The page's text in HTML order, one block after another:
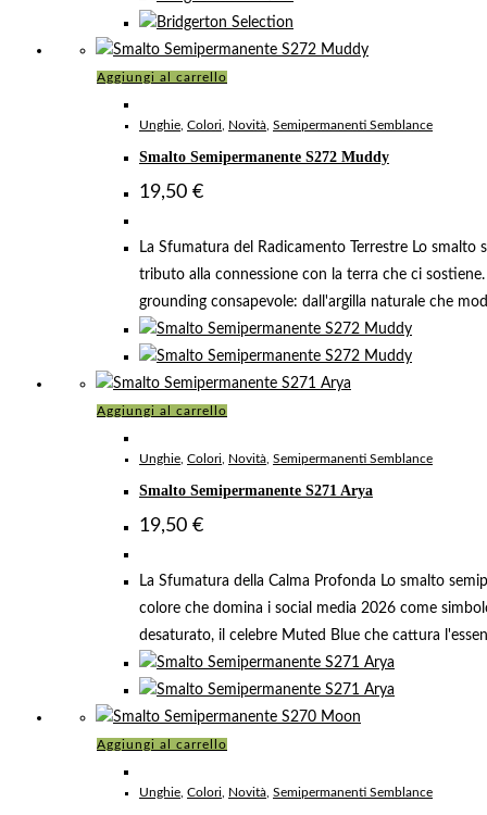
Aggiungi al carrello
Unghie Colori Novità Semipermanenti Semblance
Smalto Semipermanente S272 Muddy
19,50 €
La Sfumatura del Radicamento Terrestre Lo
tributo alla connessione con la terra che ci
grounding consapevole: dall'argilla naturale che
Aggiungi al carrello
Unghie Colori Novità Semipermanenti Semblance
Smalto Semipermanente S271 Arya
19,50 €
La Sfumatura della Calma Profonda Lo smalto
colore che domina i social media 2026 come
desaturato, il celebre Muted Blue che cattura
Aggiungi al carrello
Unghie, Colori, Novità, Semipermanenti Semblance